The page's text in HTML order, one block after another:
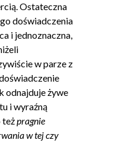
Ostateczna
doświadczenia
i jednoznaczna,
w parze z
odnajduje żywe
i wyraźną
teżpragnie
w tej czy